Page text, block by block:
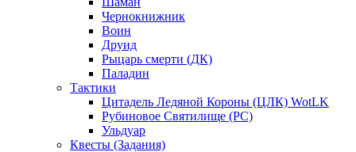
Чернокнижник
Воин
Друид
Рыцарь смерти (ДК)
Паладин
Тактики
Цитадель Ледяной Короны (ЦЛК) WotLK
Рубиновое Святилище (РС)
Ульдуар
Квесты (Задания)